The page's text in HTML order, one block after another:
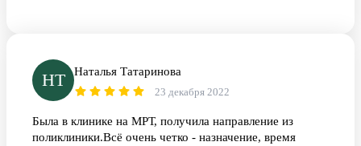
НТ Наталья Татаринова
23 декабря 2022
Была в клинике на МРТ, получила направление из
поликлиники.Всё очень четко - назначение, время